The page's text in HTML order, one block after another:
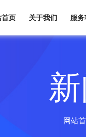
页 关于我们 服务
网站